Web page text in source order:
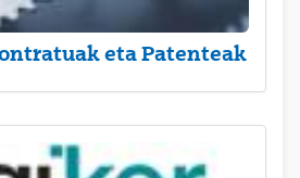
eta Patenteak